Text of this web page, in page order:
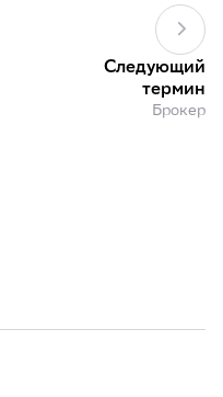
Следующий
термин
Брокер